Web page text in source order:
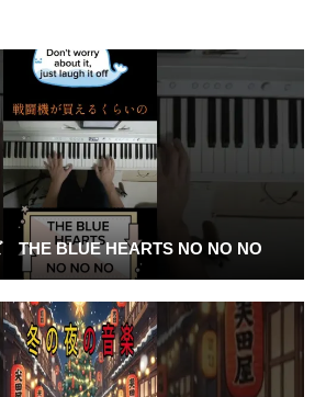
THE BLUE HEARTS NO NO NO